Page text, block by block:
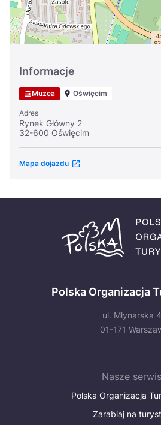
Informacje
Muzea Oświęcim
Adres
Rynek Główny 2
32-600 Oświęcim
Mapa dojazdu
Polska Organizacja
ul. Młynarska
01-171
Nasze
Polska Organizacja
Zarabiaj na